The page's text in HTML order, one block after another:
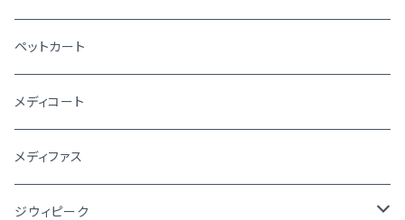
ペットカート
メディコート
メディファス
ジウィピーク